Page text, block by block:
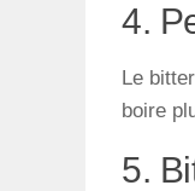
4.
Le
boire
5.